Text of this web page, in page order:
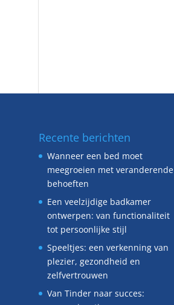
Recente berichten
Wanneer een bed moet
meegroeien met veranderende
behoeften
Een veelzijdige badkamer
ontwerpen: van functionaliteit
tot persoonlijke stijl
Speeltjes: een verkenning van
plezier, gezondheid en
zelfvertrouwen
Van Tinder naar succes: